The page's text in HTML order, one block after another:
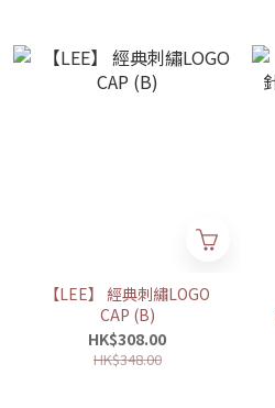
【LEE】 經典刺繡LOGO
CAP (B)
HK$308.00
HK$348.00